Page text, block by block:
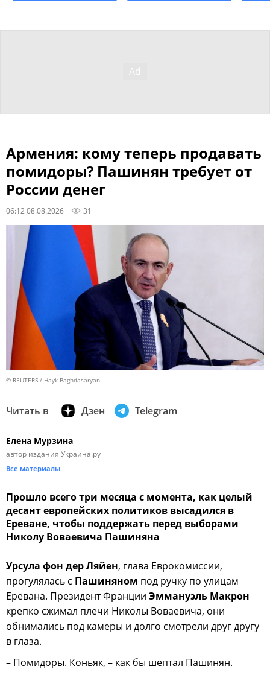
Армения: кому теперь продавать
помидоры? Пашинян требует от
России денег
06:12 08.08.2026 31
© REUTERS / Hayk Baghdasaryan
Читать в Дзен Telegram
Елена Мурзина
автор издания Украина.ру
Все материалы
Прошло всего три месяца с момента, как целый
десант европейских политиков высадился в
Ереване, чтобы поддержать перед выборами
Николу Воваевича Пашиняна
Урсула фон дер Ляйен, глава Еврокомиссии,
прогулялась с Пашиняном под ручку по улицам
Еревана. Президент Франции Эммануэль Макрон
крепко сжимал плечи Николы Воваевича, они
обнимались под камеры и долго смотрели друг другу
в глаза.
– Помидоры. Коньяк, – как бы шептал Пашинян.